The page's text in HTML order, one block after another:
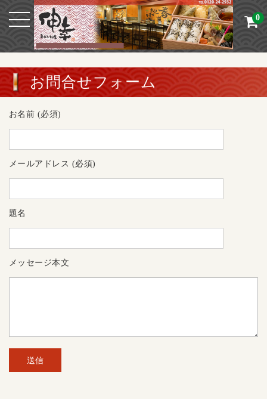
0
お問合せフォーム
お名前 (必須)
メールアドレス (必須)
題名
メッセージ本文